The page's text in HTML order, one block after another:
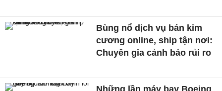
Bùng nổ dịch vụ bán kim
cương online, ship tận nơi:
Chuyên gia cảnh báo rủi ro